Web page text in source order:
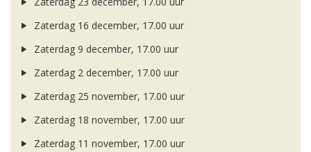
Zaterdag 16 december, 17.00 uur
Zaterdag 9 december, 17.00 uur
Zaterdag 2 december, 17.00 uur
Zaterdag 25 november, 17.00 uur
Zaterdag 18 november, 17.00 uur
Zaterdag 11 november, 17.00 uur